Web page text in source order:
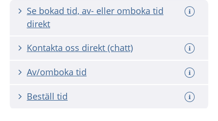
Se bokad tid, av- eller omboka tid
direkt
Kontakta oss direkt (chatt)
Av/omboka tid
Beställ tid